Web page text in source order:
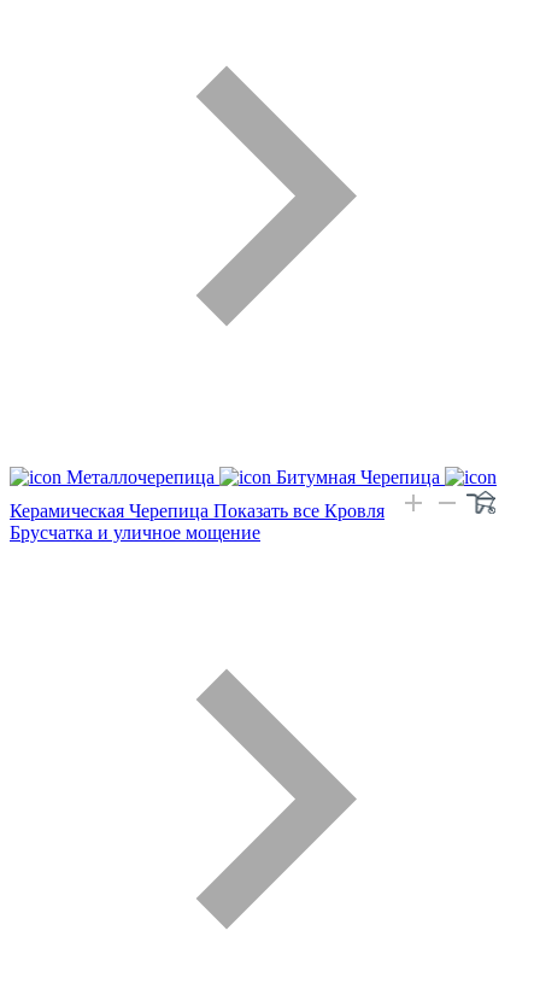
Металлочерепица
Битумная Черепица
Керамическая Черепица Показать все Кровля
Брусчатка и уличное мощение